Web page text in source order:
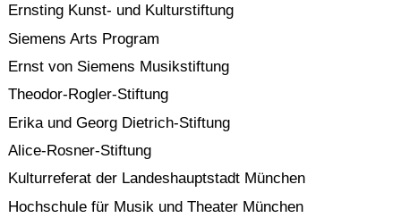
Ernsting Kunst- und Kulturstiftung
Siemens Arts Program
Ernst von Siemens Musikstiftung
Theodor-Rogler-Stiftung
Erika und Georg Dietrich-Stiftung
Alice-Rosner-Stiftung
Kulturreferat der Landeshauptstadt München
Hochschule für Musik und Theater München